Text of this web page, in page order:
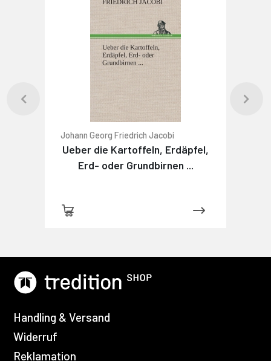
Johann Georg Friedrich Jacobi
Ueber die Kartoffeln, Erdäpfel,
Erd- oder Grundbirnen ...
Handling & Versand
Widerruf
Reklamation